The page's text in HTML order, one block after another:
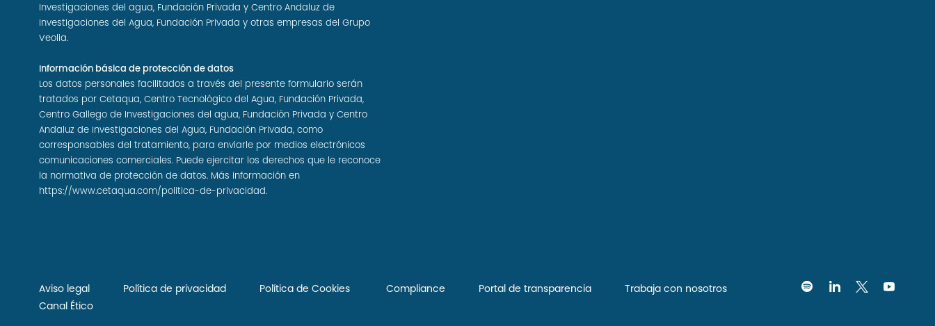
Investigaciones del agua, Fundación Privada y Centro Andaluz de
Investigaciones del Agua, Fundación Privada y otras empresas del Grupo
Veolia.
Información básica de protección de datos
Los datos personales facilitados a través del presente formulario serán
tratados por Cetaqua, Centro Tecnológico del Agua, Fundación Privada,
Centro Gallego de Investigaciones del agua, Fundación Privada y Centro
Andaluz de Investigaciones del Agua, Fundación Privada, como
corresponsables del tratamiento, para enviarle por medios electrónicos
comunicaciones comerciales. Puede ejercitar los derechos que le reconoce
la normativa de protección de datos. Más información en
https://www.cetaqua.com/politica-de-privacidad.
Aviso legal Política de privacidad Política de Cookies Compliance Portal de transparencia
Trabaja con nosotros
Canal Ético